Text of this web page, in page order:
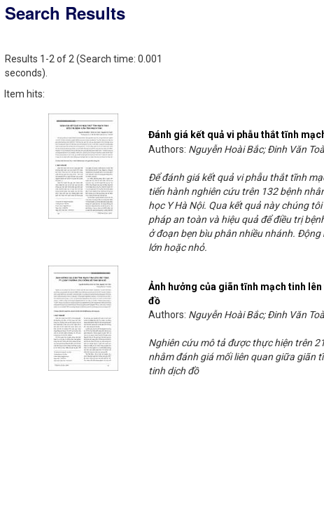
Search Results
Results 1-2 of 2 (Search time: 0.001
seconds).
Item hits:
Đánh giá kết quả vi phẫu thắt tĩnh
Authors: Nguyễn Hoài Bắc; Đinh Văn
Để đánh giá kết quả vi phẫu thắt tĩnh
tiến hành nghiên cứu trên 132 bệnh
học Y Hà Nội. Qua kết quả này chúng
pháp an toàn và hiệu quả để điều trị
ở đoạn bẹn bìu phân nhiều nhánh.
lớn hoặc nhỏ.
Ảnh hưởng của giãn tĩnh mạch tinh
đồ
Authors: Nguyễn Hoài Bắc; Đinh Văn
Nghiên cứu mô tả được thực hiện trên
nhằm đánh giá mối liên quan giữa giãn
tinh dịch đồ